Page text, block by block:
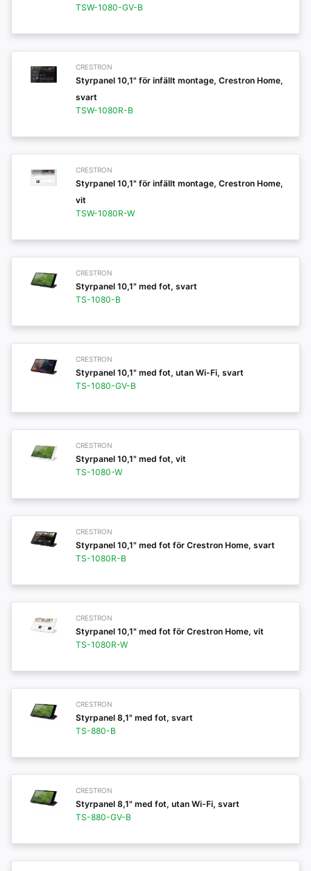
TSW-1080-GV-B
CRESTRON
Styrpanel 10,1" för infällt montage, Crestron Home,
svart
TSW-1080R-B
CRESTRON
Styrpanel 10,1" för infällt montage, Crestron Home,
vit
TSW-1080R-W
CRESTRON
Styrpanel 10,1" med fot, svart
TS-1080-B
CRESTRON
Styrpanel 10,1" med fot, utan Wi-Fi, svart
TS-1080-GV-B
CRESTRON
Styrpanel 10,1" med fot, vit
TS-1080-W
CRESTRON
Styrpanel 10,1" med fot för Crestron Home, svart
TS-1080R-B
CRESTRON
Styrpanel 10,1" med fot för Crestron Home, vit
TS-1080R-W
CRESTRON
Styrpanel 8,1" med fot, svart
TS-880-B
CRESTRON
Styrpanel 8,1" med fot, utan Wi-Fi, svart
TS-880-GV-B